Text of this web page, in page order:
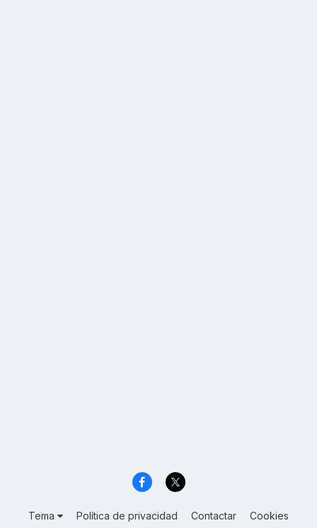
Tema Política de privacidad Contactar Cookies